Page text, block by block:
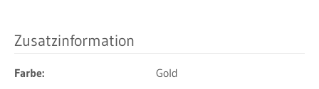
Zusatzinformation
Farbe:
Gold